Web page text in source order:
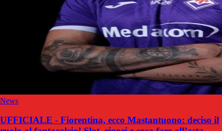
News
UFFICIALE - Fiorentina, ecco Mastantuono: deciso il